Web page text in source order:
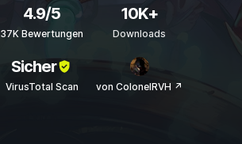
4.9/5
37K Bewertungen
10K+
Downloads
Sicher
VirusTotal Scan von ColonelRVH ↗